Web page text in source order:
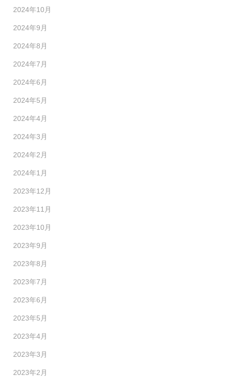
2024年10月
2024年9月
2024年8月
2024年7月
2024年6月
2024年5月
2024年4月
2024年3月
2024年2月
2024年1月
2023年12月
2023年11月
2023年10月
2023年9月
2023年8月
2023年7月
2023年6月
2023年5月
2023年4月
2023年3月
2023年2月